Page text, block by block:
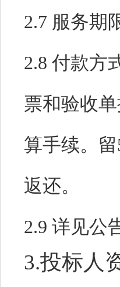
2.7 服务期
2.8 付款方
票和验收
算手续。
返还。
2.9
3.投标人